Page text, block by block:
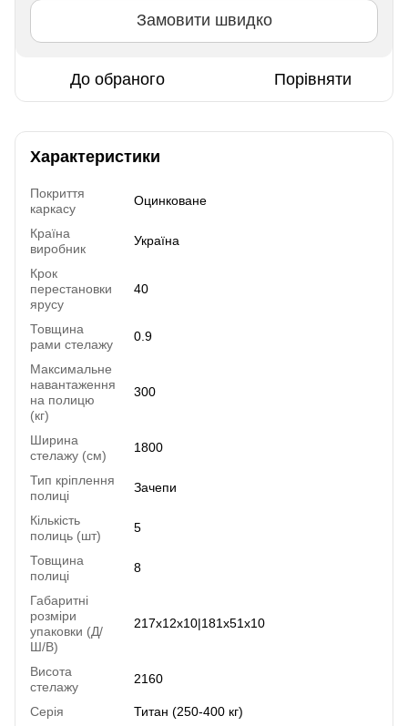
Замовити швидко
До обраного Порівняти
Характеристики
Покриття
каркасу
Оцинковане
Країна
виробник
Україна
Крок
перестановки
ярусу
40
Товщина
рами стелажу
0.9
Максимальне
навантаження
на полицю
(кг)
300
Ширина
стелажу (см)
1800
Тип кріплення
полиці
Зачепи
Кількість
полиць (шт)
5
Товщина
полиці
8
Габаритні
розміри
упаковки (Д/
Ш/В)
217x12x10|181x51x10
Висота
стелажу
2160
Серія Титан (250-400 кг)